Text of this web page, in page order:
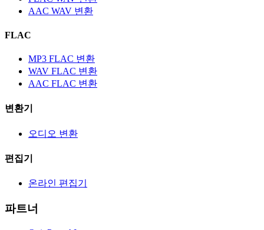
AAC WAV 변환
FLAC
MP3 FLAC 변환
WAV FLAC 변환
AAC FLAC 변환
변환기
오디오 변환
편집기
온라인 편집기
파트너